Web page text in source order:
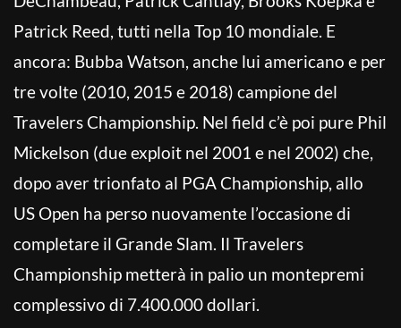
Patrick Reed, tutti nella Top 10 mondiale. E
ancora: Bubba Watson, anche lui americano e per
tre volte (2010, 2015 e 2018) campione del
Travelers Championship. Nel field c’è poi pure Phil
Mickelson (due exploit nel 2001 e nel 2002) che,
dopo aver trionfato al PGA Championship, allo
US Open ha perso nuovamente l’occasione di
completare il Grande Slam. Il Travelers
Championship metterà in palio un montepremi
complessivo di 7.400.000 dollari.